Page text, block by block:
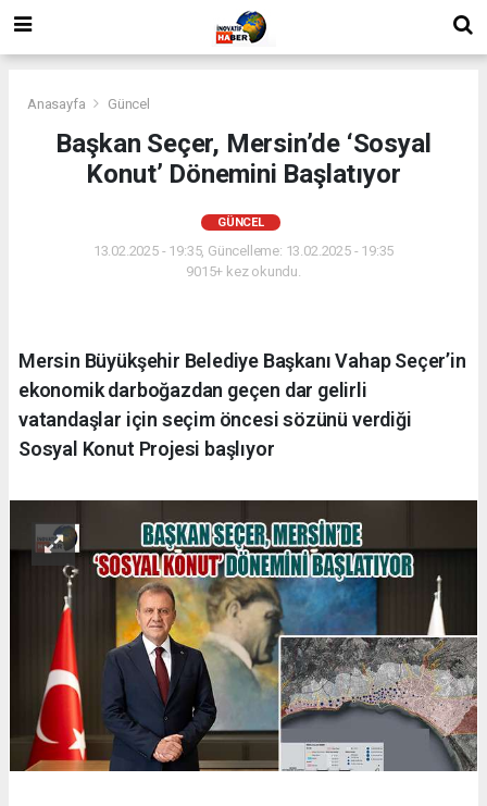
Anasayfa Güncel
Başkan Seçer, Mersin’de ‘Sosyal
Konut’ Dönemini Başlatıyor
GÜNCEL
13.02.2025 - 19:35, Güncelleme: 13.02.2025 - 19:35
9015+ kez okundu.
Mersin Büyükşehir Belediye Başkanı Vahap Seçer’in
ekonomik darboğazdan geçen dar gelirli
vatandaşlar için seçim öncesi sözünü verdiği
Sosyal Konut Projesi başlıyor